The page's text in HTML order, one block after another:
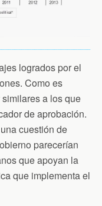
logrados por el
Como es
a los que
de aprobación.
cuestión de
parecerían
que apoyan la
que implementa el